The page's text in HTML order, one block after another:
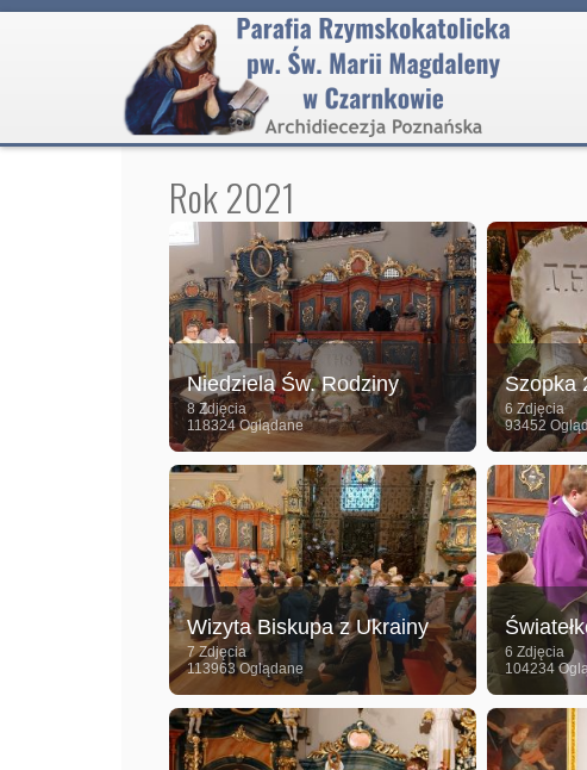
Rok 2021
Niedziela Św. Rodziny
8 Zdjęcia
118324 Oglądane
Szopka
6 Zdjęcia
93452
Wizyta Biskupa z Ukrainy
7 Zdjęcia
113963 Oglądane
6 Zdjęcia
104234